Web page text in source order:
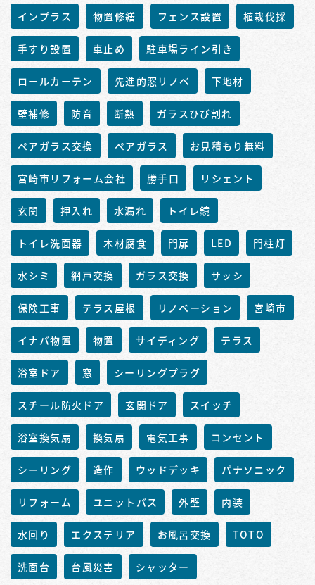
インプラス 物置修繕 フェンス設置 植栽伐採
手すり設置 車止め 駐車場ライン引き
ロールカーテン 先進的窓リノベ 下地材
壁補修 防音 断熱 ガラスひび割れ
ペアガラス交換 ペアガラス お見積もり無料
宮崎市リフォーム会社 勝手口 リシェント
玄関 押入れ 水漏れ トイレ鏡
トイレ洗面器 木材腐食 門扉 LED 門柱灯
水シミ 網戸交換 ガラス交換 サッシ
保険工事 テラス屋根 リノベーション 宮崎市
イナバ物置 物置 サイディング テラス
浴室ドア 窓 シーリングプラグ
スチール防火ドア 玄関ドア スイッチ
浴室換気扇 換気扇 電気工事 コンセント
シーリング 造作 ウッドデッキ パナソニック
リフォーム ユニットバス 外壁 内装
水回り エクステリア お風呂交換 TOTO
洗面台 台風災害 シャッター